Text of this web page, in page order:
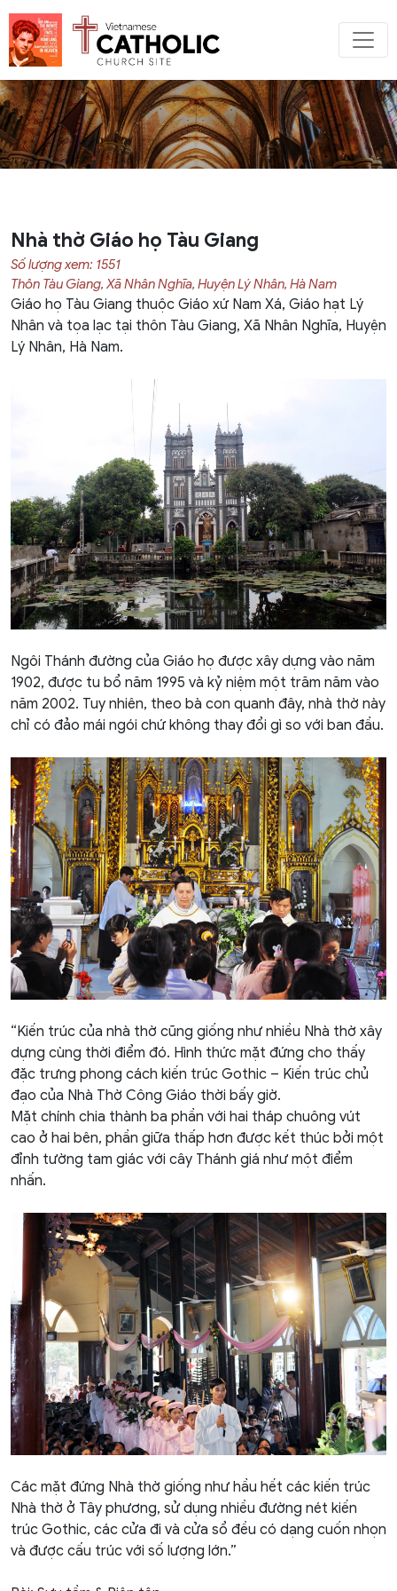
Nhà thờ Giáo họ Tàu Giang
Số lượng xem: 1551
Thôn Tàu Giang, Xã Nhân Nghĩa, Huyện Lý Nhân, Hà Nam
Giáo họ Tàu Giang thuộc Giáo xứ Nam Xá, Giáo hạt Lý
Nhân và tọa lạc tại thôn Tàu Giang, Xã Nhân Nghĩa, Huyện
Lý Nhân, Hà Nam.
Ngôi Thánh đường của Giáo họ được xây dựng vào năm
1902, được tu bổ năm 1995 và kỷ niệm một trăm năm vào
năm 2002. Tuy nhiên, theo bà con quanh đây, nhà thờ này
chỉ có đảo mái ngói chứ không thay đổi gì so với ban đầu.
“Kiến trúc của nhà thờ cũng giống như nhiều Nhà thờ xây
dựng cùng thời điểm đó. Hình thức mặt đứng cho thấy
đặc trưng phong cách kiến trúc Gothic – Kiến trúc chủ
đạo của Nhà Thờ Công Giáo thời bấy giờ.
Mặt chính chia thành ba phần với hai tháp chuông vút
cao ở hai bên, phần giữa thấp hơn được kết thúc bởi một
đỉnh tường tam giác với cây Thánh giá như một điểm
nhấn.
Các mặt đứng Nhà thờ giống như hầu hết các kiến trúc
Nhà thờ ở Tây phương, sử dụng nhiều đường nét kiến
trúc Gothic, các cửa đi và cửa sổ đều có dạng cuốn nhọn
và được cấu trúc với số lượng lớn.”